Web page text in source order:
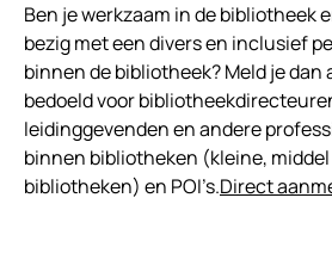
Ben je werkzaam in de bibliotheek
bezig met een divers en inclusief
binnen de bibliotheek? Meld je dan
bedoeld voor
leidinggevenden en andere
binnen bibliotheken (kleine,
bibliotheken) en POI’s.Direct